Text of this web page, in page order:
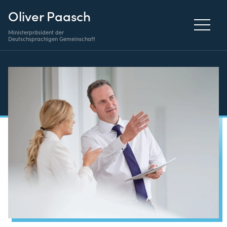
Oliver Paasch
Ministerpräsident der
Deutschsprachigen Gemeinschaft